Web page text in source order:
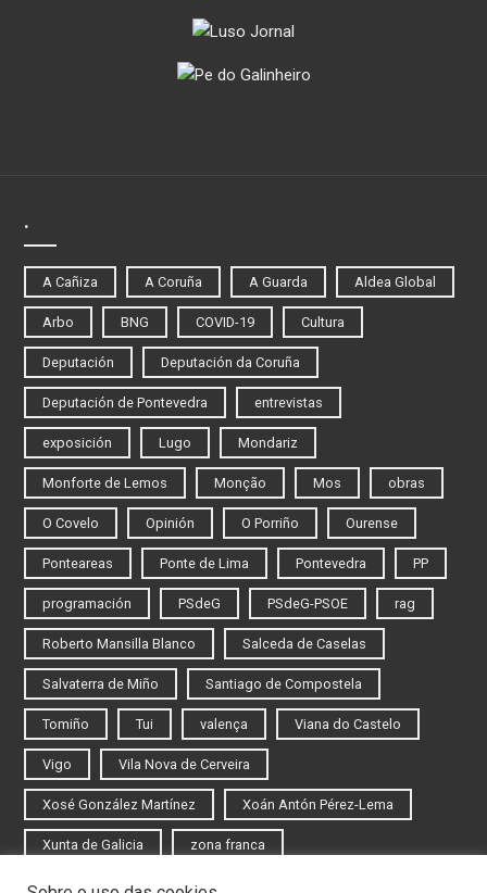
.
A Cañiza A Coruña A Guarda Aldea Global
Arbo BNG COVID-19 Cultura
Deputación Deputación da Coruña
Deputación de Pontevedra entrevistas
exposición Lugo Mondariz
Monforte de Lemos Monção Mos obras
O Covelo Opinión O Porriño Ourense
Ponteareas Ponte de Lima Pontevedra PP
programación PSdeG PSdeG-PSOE rag
Roberto Mansilla Blanco Salceda de Caselas
Salvaterra de Miño Santiago de Compostela
Tomiño Tui valença Viana do Castelo
Vigo Vila Nova de Cerveira
Xosé González Martínez Xoán Antón Pérez-Lema
Xunta de Galicia zona franca